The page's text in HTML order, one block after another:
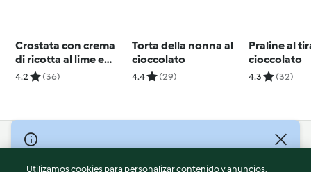
Crostata con crema
di ricotta al lime e
cocco (senza glutine)
4.2 (36)
Torta della nonna al
cioccolato
4.4 (29)
Praline al
cioccolato
4.3 (32)
© Copyright 2026
Utilizamos cookies para personalizar contenido y anuncios,